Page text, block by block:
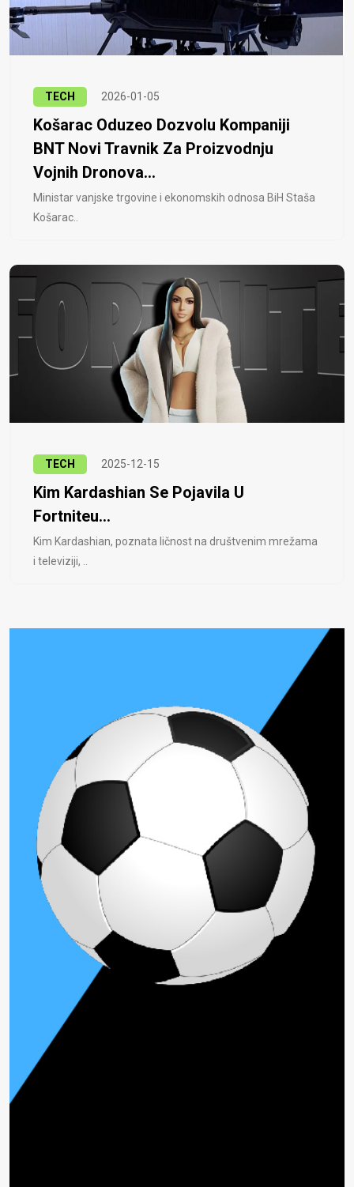
TECH 2026-01-05
Košarac Oduzeo Dozvolu Kompaniji
BNT Novi Travnik Za Proizvodnju
Vojnih Dronova...
Ministar vanjske trgovine i ekonomskih odnosa BiH Staša
Košarac..
TECH 2025-12-15
Kim Kardashian Se Pojavila U
Fortniteu...
Kim Kardashian, poznata ličnost na društvenim mrežama
i televiziji, ..